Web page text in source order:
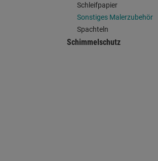
Schleifpapier
Sonstiges Malerzubehör
Spachteln
Schimmelschutz